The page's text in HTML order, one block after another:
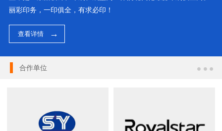
丽彩印务，一印俱全，有求必印！
查看详情
合作单位